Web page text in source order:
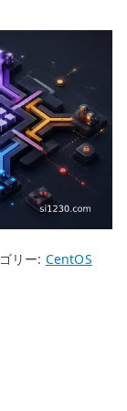
リー: CentOS